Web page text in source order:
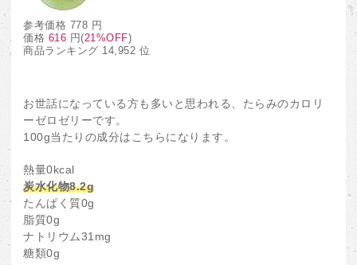
参考価格 778 円
価格 616 円(21%OFF)
商品ランキング 14,952 位
お世話になっている方も多いと思われる、たらみのカロリ
ーゼロゼリーです。
100g当たりの成分はこちらになります。
熱量0kcal
炭水化物8.2g
たんぱく質0g
脂質0g
ナトリウム31mg
糖類0g